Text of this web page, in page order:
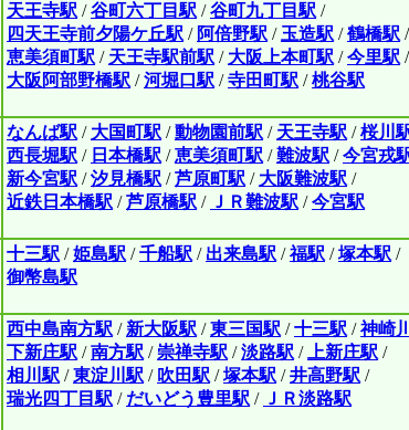
天王寺駅 /谷町六丁目駅 /谷町九丁目駅 /
四天王寺前夕陽ケ丘駅 / 阿倍野駅 / 玉造駅 /鶴橋駅 /
恵美須町駅 / 天王寺駅前駅 / 大阪上本町駅 /今里駅 /
大阪阿部野橋駅 /河堀口駅 /寺田町駅 /桃谷駅
なんば駅 / 大国町駅 /動物園前駅 / 天王寺駅 /桜川
西長堀駅 / 日本橋駅 /恵美須町駅 /難波駅 /今宮戎
新今宮駅 /汐見橋駅 /芦原町駅 / 大阪難波駅 /
近鉄日本橋駅 /芦原橋駅 / ＪＲ難波駅 /今宮駅
十三駅 /姫島駅 /千船駅 / 出来島駅 /福駅 /塚本駅 /
御幣島駅
西中島南方駅 / 新大阪駅 /東三国駅 /十三駅 /神崎
下新庄駅 /南方駅 /崇禅寺駅 /淡路駅 / 上新庄駅 /
相川駅 /東淀川駅 / 吹田駅 /塚本駅 /井高野駅 /
瑞光四丁目駅 / だいどう豊里駅 / ＪＲ淡路駅